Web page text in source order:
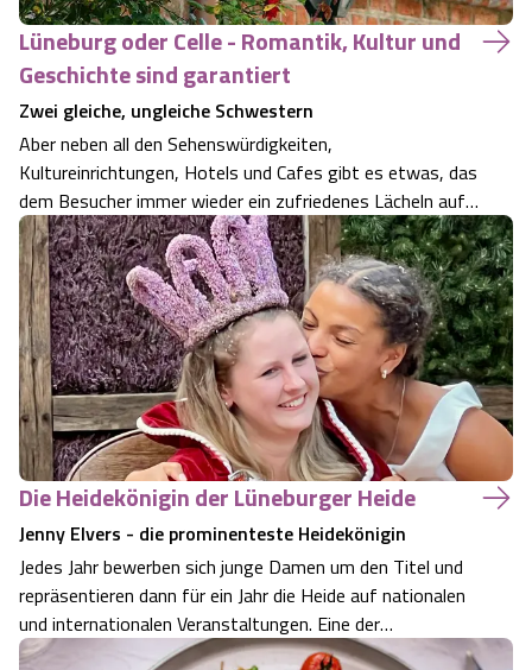
Lüneburg oder Celle - Romantik, Kultur und
Geschichte sind garantiert
Zwei gleiche, ungleiche Schwestern
Aber neben all den Sehenswürdigkeiten,
Kultureinrichtungen, Hotels und Cafes gibt es etwas, das
dem Besucher immer wieder ein zufriedenes Lächeln auf
das Gesicht zaubert: Diese Städte machen Spaß und sind
stressfrei. Ja mehr noch, es legt sich ein Wohlfühl-Gefühl
über denjenigen, der sich in diesen…
Die Heidekönigin der Lüneburger Heide
Jenny Elvers - die prominenteste Heidekönigin
Jedes Jahr bewerben sich junge Damen um den Titel und
repräsentieren dann für ein Jahr die Heide auf nationalen
und internationalen Veranstaltungen. Eine der
prominentesten Heideköniginnen ist Jenny Elvers, die